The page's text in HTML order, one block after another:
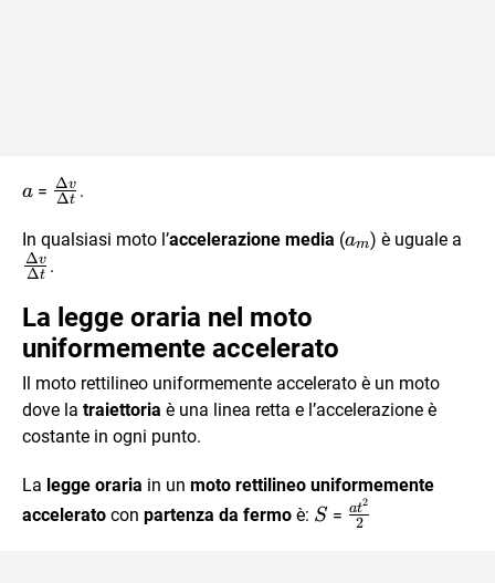
a
a = \frac{\Delta{v}}
Δt
Δv .
In qualsiasi moto l’accelerazione media (a_m
am) è uguale a
Δt
Δv .
La legge oraria nel moto
uniformemente accelerato
Il moto rettilineo uniformemente accelerato è un moto
dove la traiettoria è una linea retta e l’accelerazione è
costante in ogni punto.
La legge oraria in un moto rettilineo uniformemente
accelerato con partenza da fermo è: S
S = \frac{at^2}
{2}
2
at2